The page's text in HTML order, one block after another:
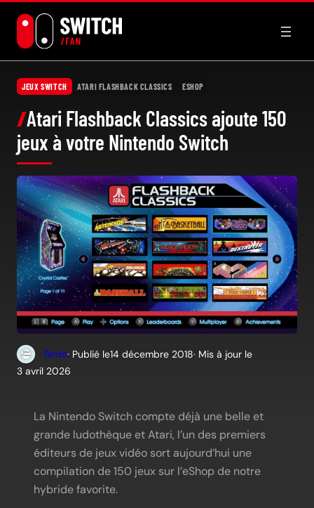
contenu
JEUX SWITCH ATARI FLASHBACK CLASSICS ESHOP
Atari Flashback Classics ajoute 150
jeux à votre Nintendo Switch
Birdo· Publié le14 décembre 2018· Mis à jour le
3 avril 2026
La Nintendo Switch compte déjà une belle et
grande ludothèque et Atari, l’un des premiers
éditeurs de jeux vidéo sort aujourd’hui une
compilation de 150 jeux sur l’eShop de notre
hybride favorite.